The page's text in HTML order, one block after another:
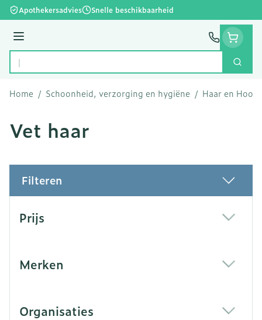
Ga naar de inhoud
Apothekersadvies Snelle beschikbaarheid
Menu
Product, merk, categorie...
Zoek
Home / Schoonheid, verzorging en hygiëne / Haar en Hoofd
Vet haar
Filteren
Prijs
Merken
Organisaties